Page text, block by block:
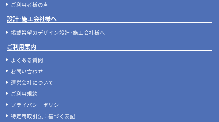
ご利用者様の声
設計･施工会社様へ
掲載希望のデザイン設計･施工会社様へ
ご利用案内
よくある質問
お問い合わせ
運営会社について
ご利用規約
プライバシーポリシー
特定商取引法に基づく表記